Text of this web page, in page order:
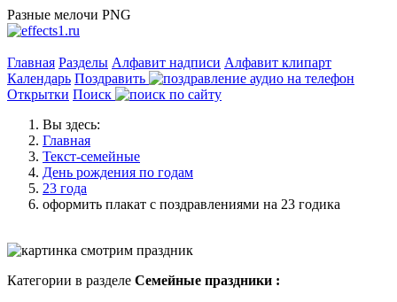
Разные мелочи PNG
Главная Разделы Алфавит надписи Алфавит клипарт
Календарь Поздравить
Открытки Поиск
Вы здесь:
Главная
Текст-семейные
День рождения по годам
23 года
оформить плакат с поздравлениями на 23 годика
Категории в разделе Семейные праздники :